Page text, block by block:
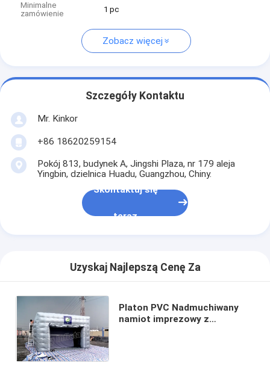
Minimalne
zamówienie
1 pc
Zobacz więcej
Szczegóły Kontaktu
Mr. Kinkor
+86 18620259154
Pokój 813, budynek A, Jingshi Plaza, nr 179 aleja
Yingbin, dzielnica Huadu, Guangzhou, Chiny.
Skontaktuj się
teraz
Uzyskaj Najlepszą Cenę Za
Platon PVC Nadmuchiwany
namiot imprezowy z